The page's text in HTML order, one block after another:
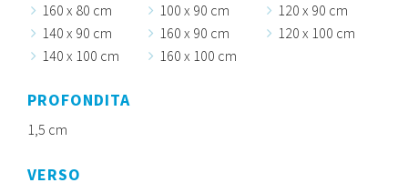
160 x 80 cm
100 x 90 cm
120 x 90 cm
140 x 90 cm
160 x 90 cm
120 x 100 cm
140 x 100 cm
160 x 100 cm
PROFONDITA
1,5 cm
VERSO